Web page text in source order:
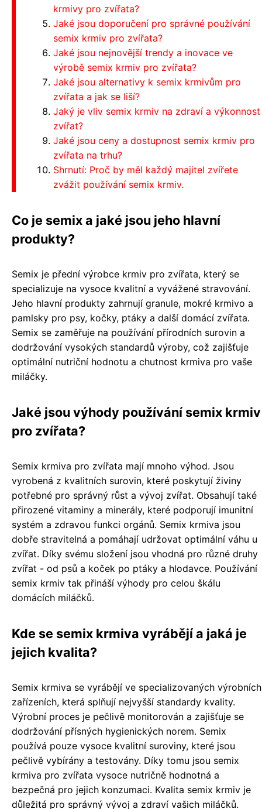
krmivy pro zvířata?
Jaké jsou doporučení pro správné používání
semix krmiv pro zvířata?
Jaké jsou nejnovější trendy a inovace ve
výrobě semix krmiv pro zvířata?
Jaké jsou alternativy k semix krmivům pro
zvířata a jak se liší?
Jaký je vliv semix krmiv na zdraví a výkonnost
zvířat?
Jaké jsou ceny a dostupnost semix krmiv pro
zvířata na trhu?
Shrnutí: Proč by měl každý majitel zvířete
zvážit používání semix krmiv.
Co je semix a jaké jsou jeho hlavní
produkty?
Semix je přední výrobce krmiv pro zvířata, který se
specializuje na vysoce kvalitní a vyvážené stravování.
Jeho hlavní produkty zahrnují granule, mokré krmivo a
pamlsky pro psy, kočky, ptáky a další domácí zvířata.
Semix se zaměřuje na používání přírodních surovin a
dodržování vysokých standardů výroby, což zajišťuje
optimální nutriční hodnotu a chutnost krmiva pro vaše
miláčky.
Jaké jsou výhody používání semix krmiv
pro zvířata?
Semix krmiva pro zvířata mají mnoho výhod. Jsou
vyrobená z kvalitních surovin, které poskytují živiny
potřebné pro správný růst a vývoj zvířat. Obsahují také
přirozené vitaminy a minerály, které podporují imunitní
systém a zdravou funkci orgánů. Semix krmiva jsou
dobře stravitelná a pomáhají udržovat optimální váhu u
zvířat. Díky svému složení jsou vhodná pro různé druhy
zvířat - od psů a koček po ptáky a hlodavce. Používání
semix krmiv tak přináší výhody pro celou škálu
domácích miláčků.
Kde se semix krmiva vyrábějí a jaká je
jejich kvalita?
Semix krmiva se vyrábějí ve specializovaných výrobních
zařízeních, která splňují nejvyšší standardy kvality.
Výrobní proces je pečlivě monitorován a zajišťuje se
dodržování přísných hygienických norem. Semix
používá pouze vysoce kvalitní suroviny, které jsou
pečlivě vybírány a testovány. Díky tomu jsou semix
krmiva pro zvířata vysoce nutričně hodnotná a
bezpečná pro jejich konzumaci. Kvalita semix krmiv je
důležitá pro správný vývoj a zdraví vašich miláčků.